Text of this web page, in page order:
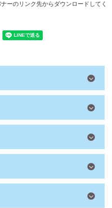
ーのリンク先からダウンロードしてく